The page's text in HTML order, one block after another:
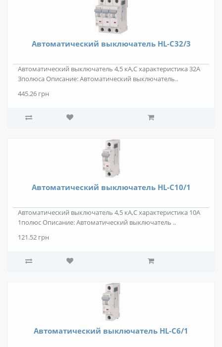
Автоматический выключатель HL-C32/3
Автоматический выключатель 4,5 кА,С характеристика 32А
3полюса Описание: Автоматический выключатель..
445.26 грн
Автоматический выключатель HL-C10/1
Автоматический выключатель 4,5 кА,С характеристика 10А
1полюс Описание: Автоматический выключатель ..
121.52 грн
Автоматический выключатель HL-C6/1